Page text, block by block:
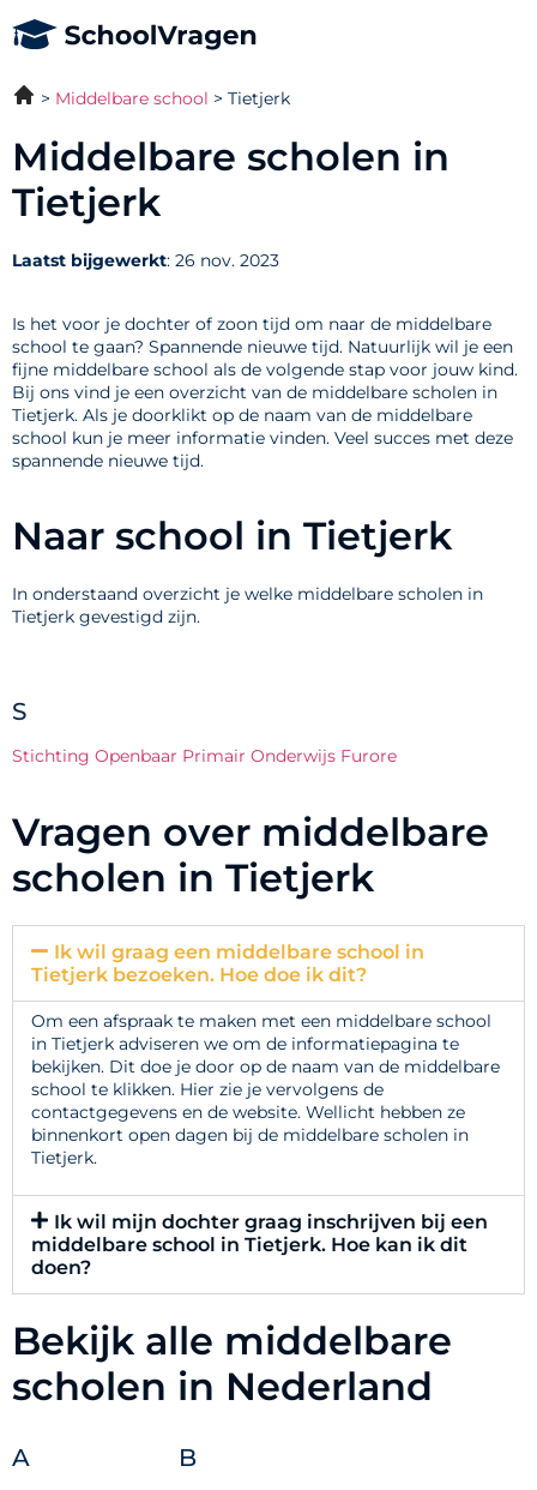
Middelbare school Tietjerk
Middelbare scholen in
Tietjerk
Laatst bijgewerkt: 26 nov. 2023
Is het voor je dochter of zoon tijd om naar de middelbare
school te gaan? Spannende nieuwe tijd. Natuurlijk wil je een
fijne middelbare school als de volgende stap voor jouw kind.
Bij ons vind je een overzicht van de middelbare scholen in
Tietjerk. Als je doorklikt op de naam van de middelbare
school kun je meer informatie vinden. Veel succes met deze
spannende nieuwe tijd.
Naar school in Tietjerk
In onderstaand overzicht je welke middelbare scholen in
Tietjerk gevestigd zijn.
S
Stichting Openbaar Primair Onderwijs Furore
Vragen over middelbare
scholen in Tietjerk
Ik wil graag een middelbare school in
Tietjerk bezoeken. Hoe doe ik dit?
Om een afspraak te maken met een middelbare school
in Tietjerk adviseren we om de informatiepagina te
bekijken. Dit doe je door op de naam van de middelbare
school te klikken. Hier zie je vervolgens de
contactgegevens en de website. Wellicht hebben ze
binnenkort open dagen bij de middelbare scholen in
Tietjerk.
Ik wil mijn dochter graag inschrijven bij een
middelbare school in Tietjerk. Hoe kan ik dit
doen?
Bekijk alle middelbare
scholen in Nederland
A B